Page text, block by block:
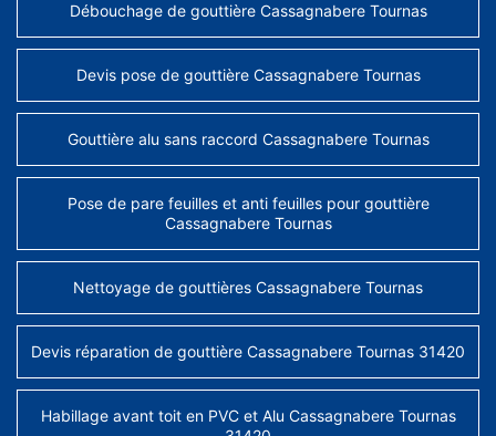
Débouchage de gouttière Cassagnabere Tournas
Devis pose de gouttière Cassagnabere Tournas
Gouttière alu sans raccord Cassagnabere Tournas
Pose de pare feuilles et anti feuilles pour gouttière
Cassagnabere Tournas
Nettoyage de gouttières Cassagnabere Tournas
Devis réparation de gouttière Cassagnabere Tournas 31420
Habillage avant toit en PVC et Alu Cassagnabere Tournas